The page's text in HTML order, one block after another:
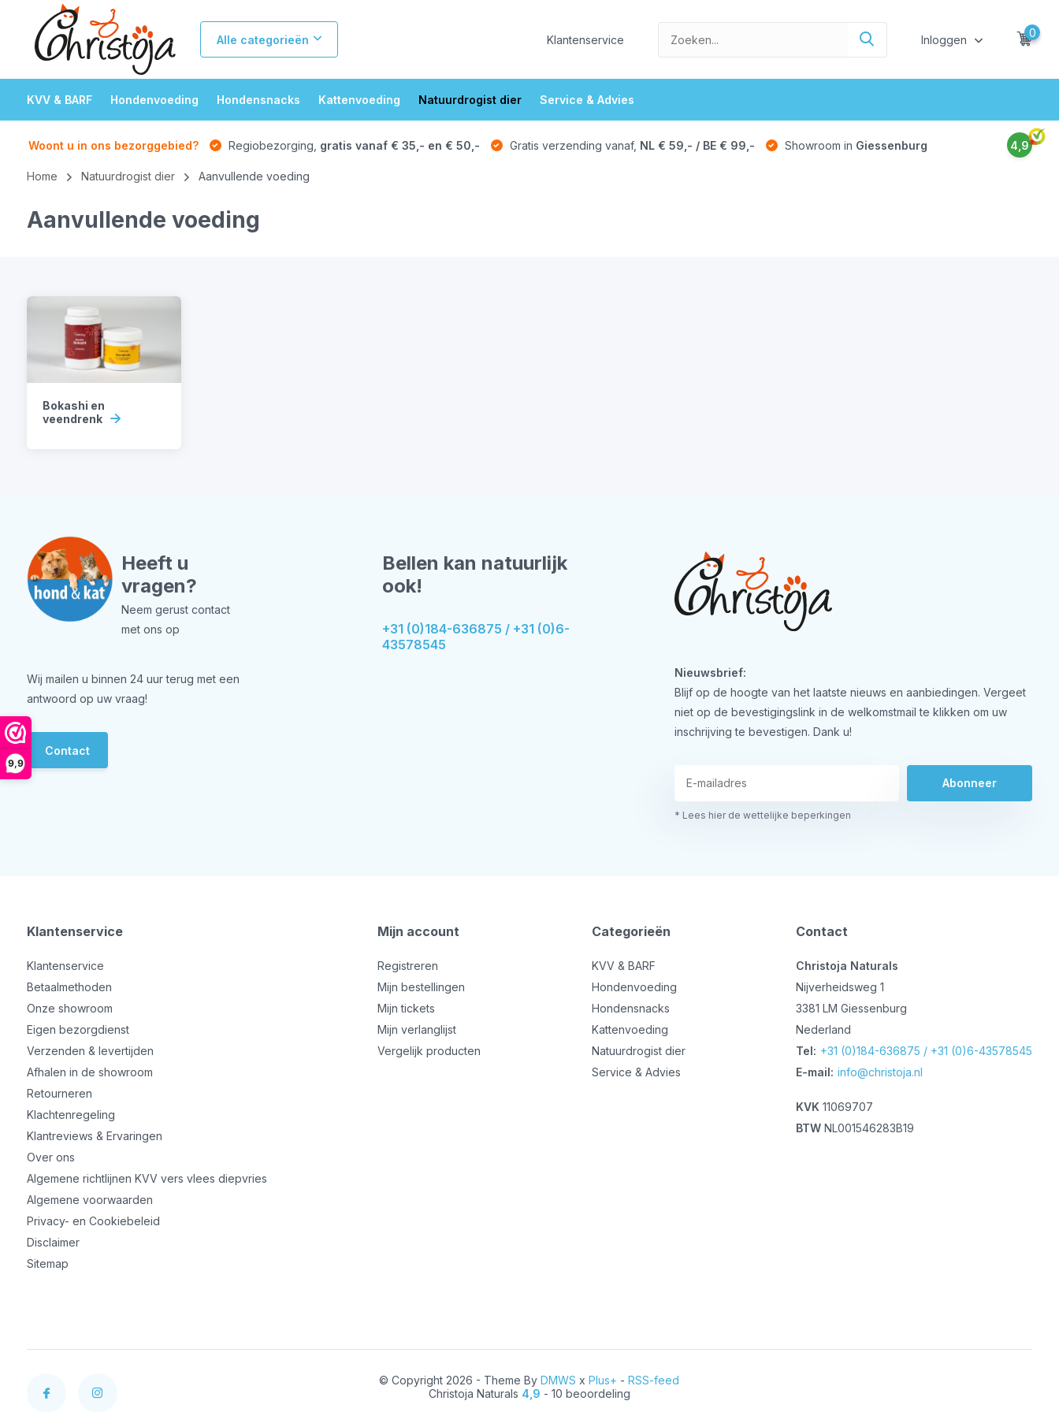
9,9
Alle categorieën Klantenservice Inloggen
0
KVV & BARF Hondenvoeding Hondensnacks Kattenvoeding Natuurdrogist dier Service & Advies
Woont u in ons bezorggebied? Regiobezorging, gratis vanaf € 35,- en € 50,- Gratis verzending vanaf, NL € 59,- / BE € 99,- Showroom in Giessenburg 4,9
Home Natuurdrogist dier Aanvullende voeding
Aanvullende voeding
Bokashi en
veendrenk
Heeft u
vragen?
Neem gerust contact
met ons op
Wij mailen u binnen 24 uur terug met een
antwoord op uw vraag!
Contact
Bellen kan natuurlijk
ook!
+31 (0)184-636875 / +31 (0)6-
43578545
Nieuwsbrief:
Blijf op de hoogte van het laatste nieuws en aanbiedingen. Vergeet
niet op de bevestigingslink in de welkomstmail te klikken om uw
inschrijving te bevestigen. Dank u!
Abonneer
* Lees hier de wettelijke beperkingen
Klantenservice
Klantenservice
Betaalmethoden
Onze showroom
Eigen bezorgdienst
Verzenden & levertijden
Afhalen in de showroom
Retourneren
Klachtenregeling
Klantreviews & Ervaringen
Over ons
Algemene richtlijnen KVV vers vlees diepvries
Algemene voorwaarden
Privacy- en Cookiebeleid
Disclaimer
Sitemap
Mijn account
Registreren
Mijn bestellingen
Mijn tickets
Mijn verlanglijst
Vergelijk producten
Categorieën
KVV & BARF
Hondenvoeding
Hondensnacks
Kattenvoeding
Natuurdrogist dier
Service & Advies
Contact
Christoja Naturals
Nijverheidsweg 1
3381 LM Giessenburg
Nederland
Tel: +31 (0)184-636875 / +31 (0)6-43578545
E-mail: info@christoja.nl
KVK 11069707
BTW NL001546283B19
© Copyright 2026 - Theme ByDMWS xPlus+ -RSS-feed
Christoja Naturals 4,9 - 10 beoordeling